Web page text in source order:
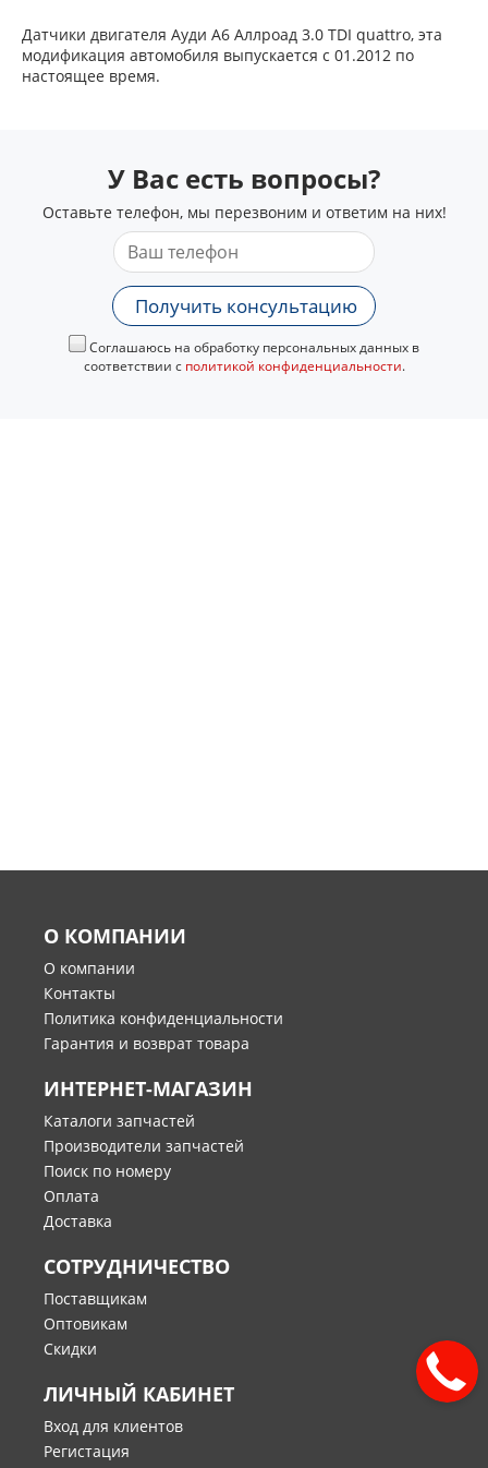
Датчики двигателя Ауди А6 Аллроад 3.0 TDI quattro, эта
модификация автомобиля выпускается с 01.2012 по
настоящее время.
У Вас есть вопросы?
Оставьте телефон, мы перезвоним и ответим на них!
Получить консультацию
Соглашаюсь на обработку персональных данных в
соответствии с политикой конфиденциальности.
О КОМПАНИИ
О компании
Контакты
Политика конфиденциальности
Гарантия и возврат товара
ИНТЕРНЕТ-МАГАЗИН
Каталоги запчастей
Производители запчастей
Поиск по номеру
Оплата
Доставка
СОТРУДНИЧЕСТВО
Поставщикам
Оптовикам
Скидки
ЛИЧНЫЙ КАБИНЕТ
Вход для клиентов
Регистация